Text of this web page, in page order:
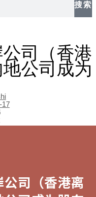
搜索
司（香港
公司成为
17